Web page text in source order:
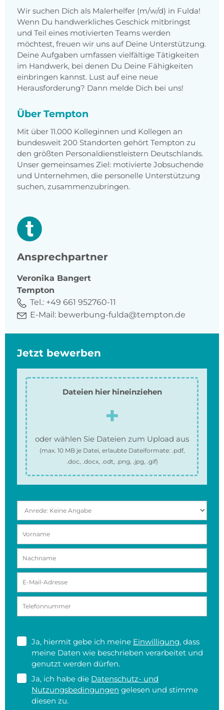
Wir suchen Dich als Malerhelfer (m/w/d) in Fulda!
Wenn Du handwerkliches Geschick mitbringst
und Teil eines motivierten Teams werden
möchtest, freuen wir uns auf Deine Unterstützung.
Deine Aufgaben umfassen vielfältige Tätigkeiten
im Handwerk, bei denen Du Deine Fähigkeiten
einbringen kannst. Lust auf eine neue
Herausforderung? Dann melde Dich bei uns!
Über Tempton
Mit über 11.000 Kolleginnen und Kollegen an
bundesweit 200 Standorten gehört Tempton zu
den größten Personaldienstleistern Deutschlands.
Unser gemeinsames Ziel: motivierte Jobsuchende
und Unternehmen, die personelle Unterstützung
suchen, zusammenzubringen.
Ansprechpartner
Veronika Bangert
Tempton
Tel.: +49 661 952760-11
E-Mail: bewerbung-fulda@tempton.de
Jetzt bewerben
Dateien hier hineinziehen
oder wählen Sie Dateien zum Upload aus
(max. 10 MBje Datei, erlaubte Dateiformate: .pdf,
.doc, .docx, .odt, .png, .jpg, .gif)
Ja, hiermit gebe ich meine Einwilligung, dass
meine Daten wie beschrieben verarbeitet und
genutzt werden dürfen.
Ja, ich habe die Datenschutz- und
Nutzungsbedingungen gelesen und stimme
diesen zu.